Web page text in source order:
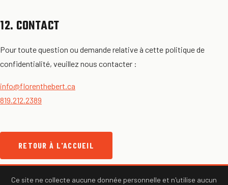
12. CONTACT
Pour toute question ou demande relative à cette politique de
confidentialité, veuillez nous contacter :
info@florenthebert.ca
819.212.2389
RETOUR À L'ACCUEIL
Ce site ne collecte aucune donnée personnelle et n'utilise aucun